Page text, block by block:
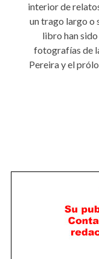
interior de
un trago largo o
libro han
fotografías de
Pereira y el